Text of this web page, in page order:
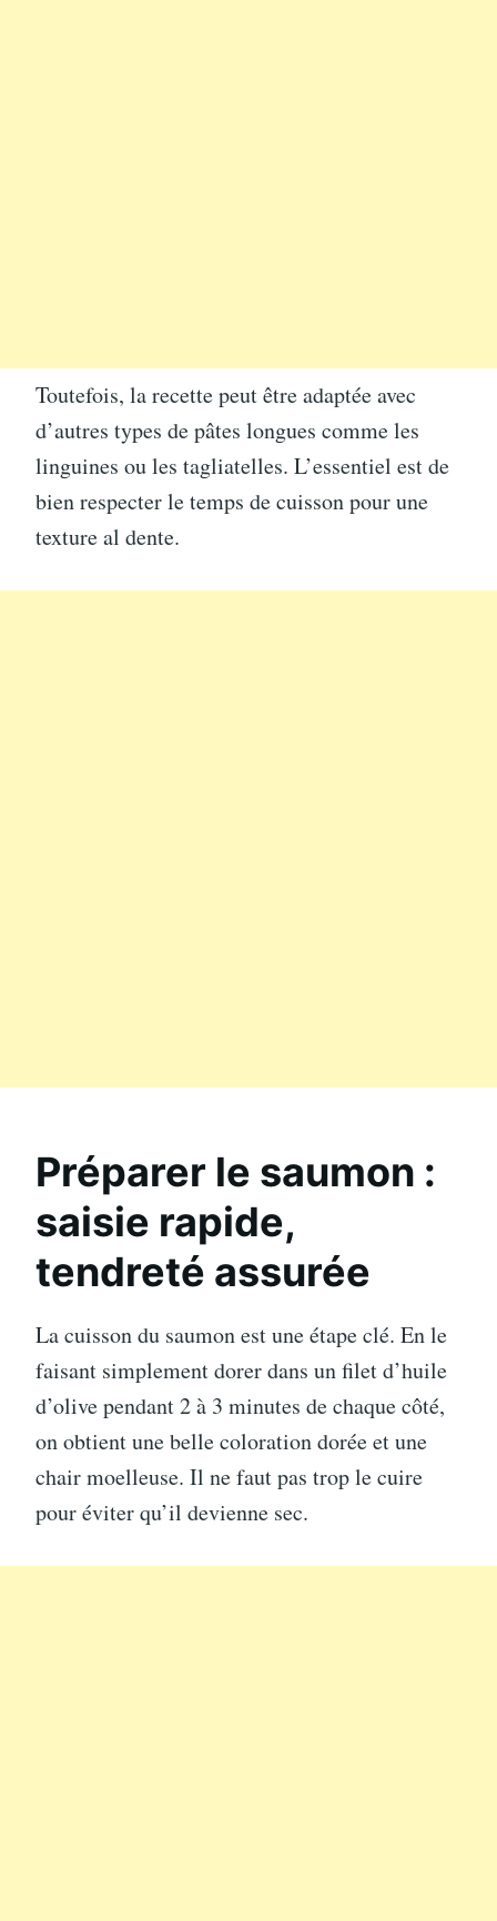
Toutefois, la recette peut être adaptée avec
d’autres types de pâtes longues comme les
linguines ou les tagliatelles. L’essentiel est de
bien respecter le temps de cuisson pour une
texture al dente.
Préparer le saumon :
saisie rapide,
tendreté assurée
La cuisson du saumon est une étape clé. En le
faisant simplement dorer dans un filet d’huile
d’olive pendant 2 à 3 minutes de chaque côté,
on obtient une belle coloration dorée et une
chair moelleuse. Il ne faut pas trop le cuire
pour éviter qu’il devienne sec.